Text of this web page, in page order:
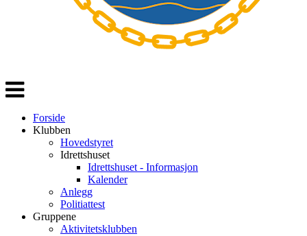
Veksle
navigasjon
Forside
Klubben
Hovedstyret
Idrettshuset
Idrettshuset - Informasjon
Kalender
Anlegg
Politiattest
Gruppene
Aktivitetsklubben